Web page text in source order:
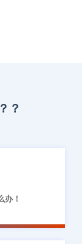
？
办！